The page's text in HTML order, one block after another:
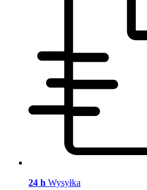
24 h Wysyłka